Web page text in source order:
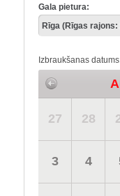
Gala pietura:
Izbraukšanas
27 28
3 4